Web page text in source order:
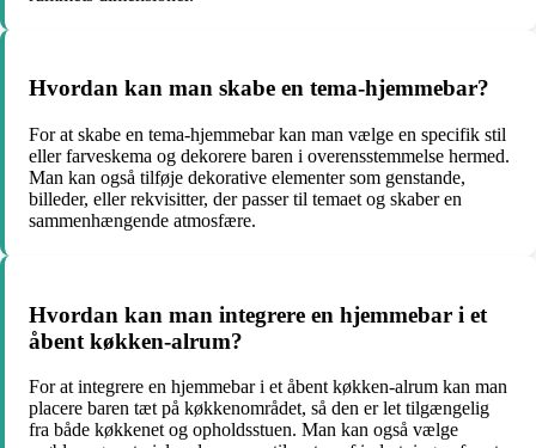
Hvordan kan man skabe en tema-hjemmebar?
For at skabe en tema-hjemmebar kan man vælge en specifik stil
eller farveskema og dekorere baren i overensstemmelse hermed.
Man kan også tilføje dekorative elementer som genstande,
billeder, eller rekvisitter, der passer til temaet og skaber en
sammenhængende atmosfære.
Hvordan kan man integrere en hjemmebar i et
åbent køkken-alrum?
For at integrere en hjemmebar i et åbent køkken-alrum kan man
placere baren tæt på køkkenområdet, så den er let tilgængelig
fra både køkkenet og opholdsstuen. Man kan også vælge